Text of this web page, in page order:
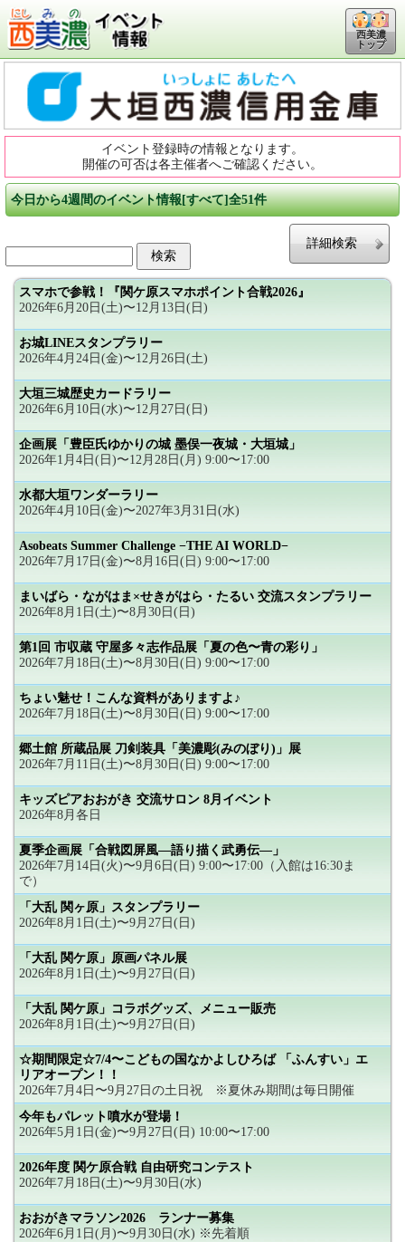
西美濃
トップ
イベント登録時の情報となります。
開催の可否は各主催者へご確認ください。
今日から4週間のイベント情報[すべて]全51件
詳細検索
スマホで参戦！『関ケ原スマホポイント合戦2026』
2026年6月20日(土)〜12月13日(日)
お城LINEスタンプラリー
2026年4月24日(金)〜12月26日(土)
大垣三城歴史カードラリー
2026年6月10日(水)〜12月27日(日)
企画展「豊臣氏ゆかりの城 墨俣一夜城・大垣城」
2026年1月4日(日)〜12月28日(月) 9:00〜17:00
水都大垣ワンダーラリー
2026年4月10日(金)〜2027年3月31日(水)
Asobeats Summer Challenge −THE AI WORLD−
2026年7月17日(金)〜8月16日(日) 9:00〜17:00
まいばら・ながはま×せきがはら・たるい 交流スタンプラリー
2026年8月1日(土)〜8月30日(日)
第1回 市収蔵 守屋多々志作品展「夏の色〜青の彩り」
2026年7月18日(土)〜8月30日(日) 9:00〜17:00
ちょい魅せ！こんな資料がありますよ♪
2026年7月18日(土)〜8月30日(日) 9:00〜17:00
郷土館 所蔵品展 刀剣装具「美濃彫(みのぼり)」展
2026年7月11日(土)〜8月30日(日) 9:00〜17:00
キッズピアおおがき 交流サロン 8月イベント
2026年8月各日
夏季企画展「合戦図屏風―語り描く武勇伝―」
2026年7月14日(火)〜9月6日(日) 9:00〜17:00（入館は16:30ま
で）
「大乱 関ヶ原」スタンプラリー
2026年8月1日(土)〜9月27日(日)
「大乱 関ケ原」原画パネル展
2026年8月1日(土)〜9月27日(日)
「大乱 関ケ原」コラボグッズ、メニュー販売
2026年8月1日(土)〜9月27日(日)
☆期間限定☆7/4〜こどもの国なかよしひろば 「ふんすい」エ
リアオープン！！
2026年7月4日〜9月27日の土日祝 ※夏休み期間は毎日開催
今年もパレット噴水が登場！
2026年5月1日(金)〜9月27日(日) 10:00〜17:00
2026年度 関ケ原合戦 自由研究コンテスト
2026年7月18日(土)〜9月30日(水)
おおがきマラソン2026 ランナー募集
2026年6月1日(月)〜9月30日(水) ※先着順